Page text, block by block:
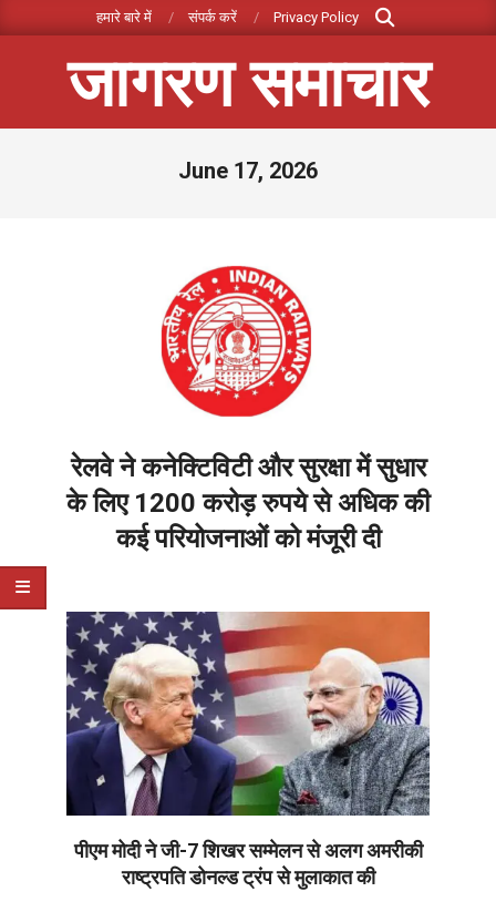
to
हमारे बारे में संपर्क करें Privacy Policy
Search
जागरण समाचार
June 17, 2026
रेलवे ने कनेक्टिविटी और सुरक्षा में सुधार
के लिए 1200 करोड़ रुपये से अधिक की
कई परियोजनाओं को मंजूरी दी
17
पीएम मोदी ने जी-7 शिखर सम्मेलन से अलग अमरीकी
राष्ट्रपति डोनल्ड ट्रंप से मुलाकात की